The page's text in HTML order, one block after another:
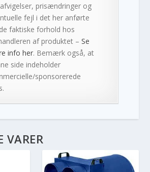
prisændringer og
fejl i det her anførte
faktiske forhold hos
af produktet –Se
info her. Bemærk også, at
side indeholder
sponsorerede
VARER